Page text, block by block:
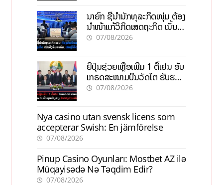
ນາຍົກ ຊີ້ນຳນັກທຸລະກິດໜຸ່ມ ຕ້ອງ
ນຳໜ້າແກ້ວິກິດເສດຖະກິດ ເນັ້ນດຶງ
ທຶນສາກົນ, ຫັນສູ່ດິຈິຕອນ
07/08/2026
ຍີ່ປຸ່ນຊ່ວຍເຫຼືອເພີ່ມ 1 ຕື້ເຢນ ອັບ
ເກຣດສະໜາມບິນວັດໄຕ ຮັບຮອງ
ການເຕີບໂຕ
07/08/2026
Nya casino utan svensk licens som
accepterar Swish: En jämförelse
07/08/2026
Pinup Casino Oyunları: Mostbet AZ ilə
Müqayisədə Nə Təqdim Edir?
07/08/2026